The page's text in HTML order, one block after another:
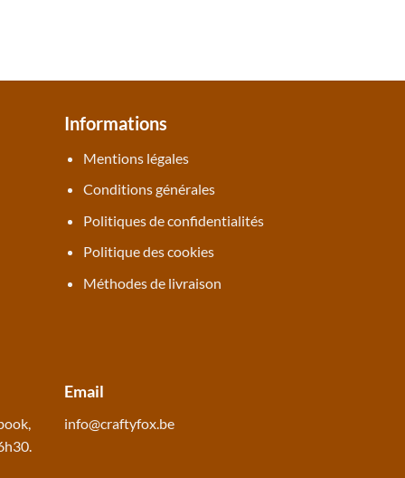
Informations
Mentions légales
Conditions générales
Politiques de confidentialités
Politique des cookies
Méthodes de livraison
,
Email
info@craftyfox.be